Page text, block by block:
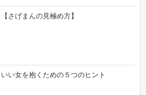
【さげまんの見極め方】
いい女を抱くための５つのヒント